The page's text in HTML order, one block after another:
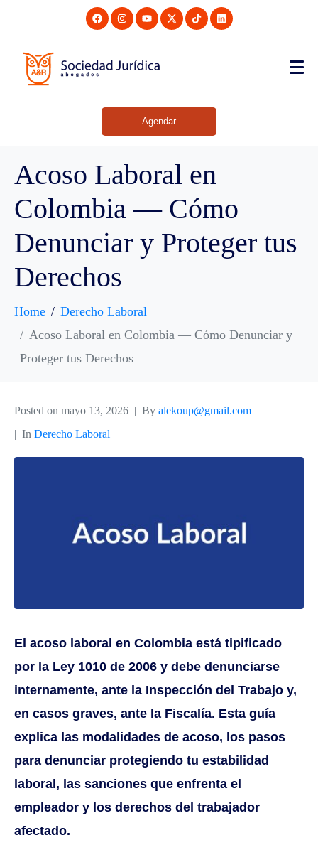
Agendar
Acoso Laboral en
Colombia — Cómo
Denunciar y Proteger tus
Derechos
Home
Derecho Laboral
Acoso Laboral en Colombia — Cómo Denunciar y
Proteger tus Derechos
Posted on mayo 13, 2026 By alekoup@gmail.com
In Derecho Laboral
El acoso laboral en Colombia está tipificado
por la Ley 1010 de 2006 y debe denunciarse
internamente, ante la Inspección del Trabajo y,
en casos graves, ante la Fiscalía. Esta guía
explica las modalidades de acoso, los pasos
para denunciar protegiendo tu estabilidad
laboral, las sanciones que enfrenta el
empleador y los derechos del trabajador
afectado.